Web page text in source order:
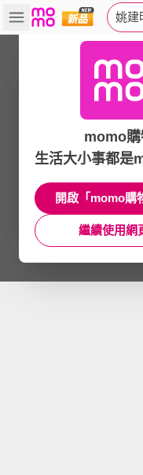
姚建
momo購
生活大小事都是
開啟「momo購
繼續使用網